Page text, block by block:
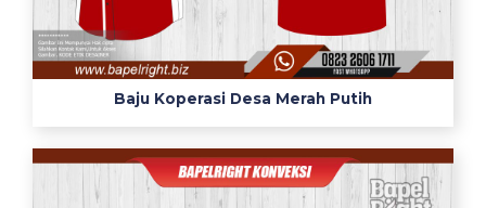
Baju Koperasi Desa Merah Putih